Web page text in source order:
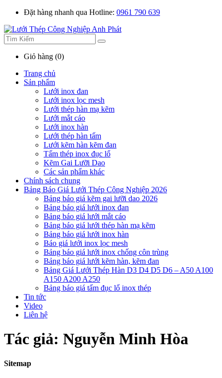
Đặt hàng nhanh qua Hotline: 0961 790 639
Giỏ hàng (0)
Trang chủ
Sản phẩm
Lưới inox đan
Lưới inox lọc mesh
Lưới thép hàn mạ kẽm
Lưới mắt cáo
Lưới inox hàn
Lưới thép hàn tấm
Lưới kẽm hàn kẽm đan
Tấm thép inox đục lổ
Kẽm Gai Lưỡi Dao
Các sản phẩm khác
Chính sách chung
Bảng Báo Giá Lưới Thép Công Nghiệp 2026
Bảng báo giá kẽm gai lưỡi dao 2026
Bảng báo giá lưới inox đan
Bảng báo giá lưới mắt cáo
Bảng báo giá lưới thép hàn mạ kẽm
Bảng báo giá lưới inox hàn
Báo giá lưới inox lọc mesh
Bảng báo giá lưới inox chống côn trùng
Bảng báo giá lưới kẽm hàn, kẽm đan
Bảng Giá Lưới Thép Hàn D3 D4 D5 D6 – A50 A100
A150 A200 A250
Bảng báo giá tấm đục lổ inox thép
Tin tức
Video
Liên hệ
Tác giả: Nguyễn Minh Hòa
Sitemap